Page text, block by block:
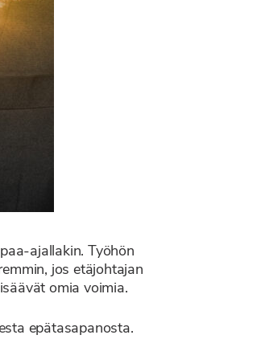
ajallakin. Työhön
jos etäjohtajan
omia voimia.
epätasapanosta.